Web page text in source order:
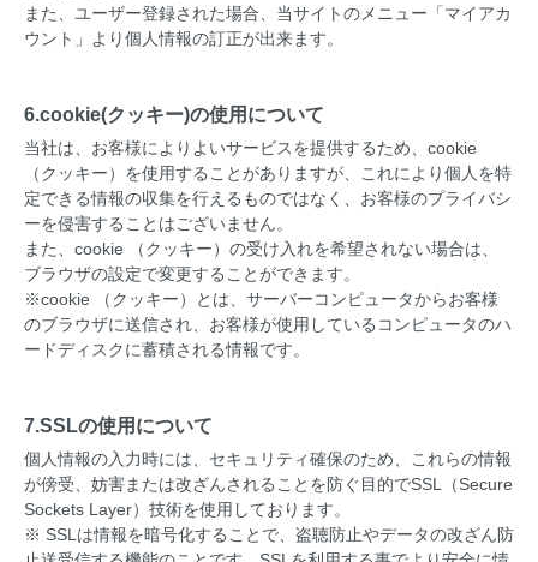
また、ユーザー登録された場合、当サイトのメニュー「マイアカ
ウント」より個人情報の訂正が出来ます。
6.cookie(クッキー)の使用について
当社は、お客様によりよいサービスを提供するため、cookie
（クッキー）を使用することがありますが、これにより個人を特
定できる情報の収集を行えるものではなく、お客様のプライバシ
ーを侵害することはございません。
また、cookie （クッキー）の受け入れを希望されない場合は、
ブラウザの設定で変更することができます。
※cookie （クッキー）とは、サーバーコンピュータからお客様
のブラウザに送信され、お客様が使用しているコンピュータのハ
ードディスクに蓄積される情報です。
7.SSLの使用について
個人情報の入力時には、セキュリティ確保のため、これらの情報
が傍受、妨害または改ざんされることを防ぐ目的でSSL（Secure
Sockets Layer）技術を使用しております。
※ SSLは情報を暗号化することで、盗聴防止やデータの改ざん防